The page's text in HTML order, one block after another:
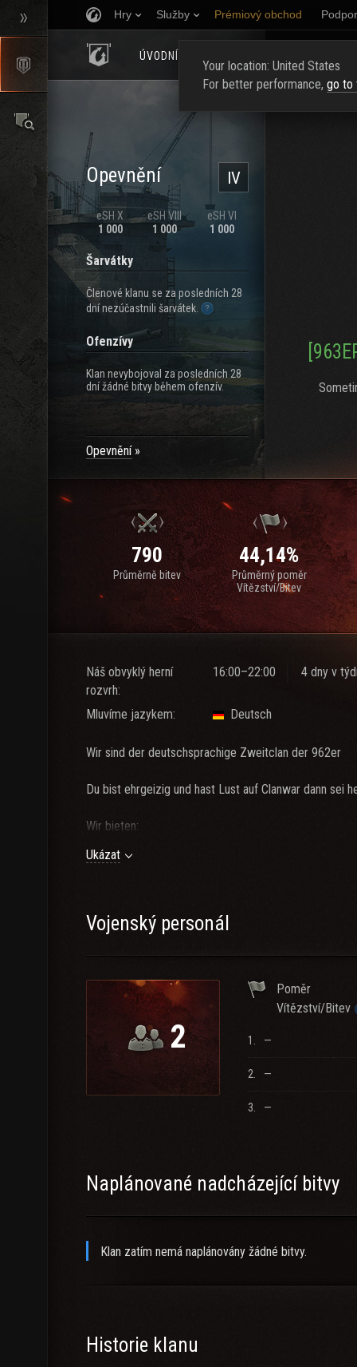
Hry Služby Prémiový obchod
ÚVODNÍ STRÁNKA
IV
Opevnění
eSH X
1 000
eSH VIII
1 000
eSH VI
1 000
Šarvátky
Členové klanu se za posledních 28
dní nezúčastnili šarvátek.
Ofenzívy
Klan nevybojoval za posledních 28
dní žádné bitvy během ofenzív.
Opevnění
790
Průměrně bitev
44,14%
Průměrný poměr
Vítězství/Bitev
Náš obvyklý herní
rozvrh:
16:00–22:00 4 dny v
Mluvíme jazykem: Deutsch
Wir sind der deutschsprachige Zweitclan der 962er
Du bist ehrgeizig und hast Lust auf Clanwar dann sei
Wir bieten:
- Turniere Team CW
Wir erwarten:
- Spaß am Spiel und respektvollen Umgang mit den
- Min. 2 T10 Panzer
TS3 Daten:
85.131.154.92:26065
Haben wir dein Interesse geweckt? Dann Join zu
Viel Spaß beim Panzerknacken :-)
Ukázat
Vojenský personál
2
Poměr
Vítězství/Bitev
1. —
2. —
3. —
Naplánované nadcházející bitvy
Klan zatím nemá naplánovány žádné bitvy.
Historie klanu
Your location: United States
For better performance, go to